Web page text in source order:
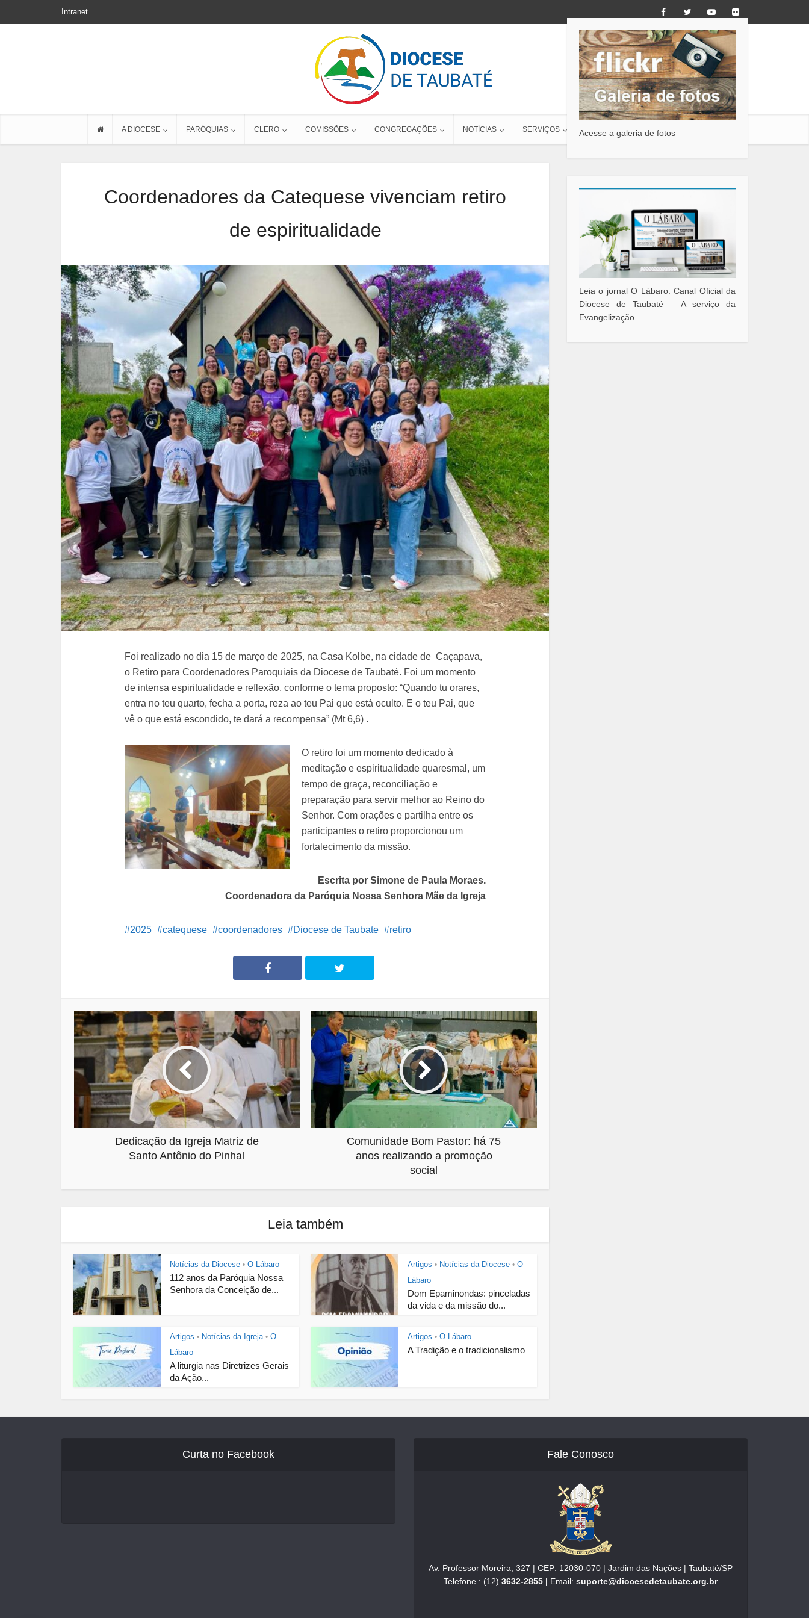
Intranet
A DIOCESE PARÓQUIAS CLERO COMISSÕES CONGREGAÇÕES NOTÍCIAS SERVIÇOS CONTATO
Coordenadores da Catequese vivenciam retiro
de espiritualidade
Foi realizado no dia 15 de março de 2025, na Casa Kolbe, na cidade de Caçapava,
o Retiro para Coordenadores Paroquiais da Diocese de Taubaté. Foi um momento
de intensa espiritualidade e reflexão, conforme o tema proposto: “Quando tu orares,
entra no teu quarto, fecha a porta, reza ao teu Pai que está oculto. E o teu Pai, que
vê o que está escondido, te dará a recompensa” (Mt 6,6) .
O retiro foi um momento dedicado à
meditação e espiritualidade quaresmal, um
tempo de graça, reconciliação e
preparação para servir melhor ao Reino do
Senhor. Com orações e partilha entre os
participantes o retiro proporcionou um
fortalecimento da missão.
Escrita por Simone de Paula Moraes.
Coordenadora da Paróquia Nossa Senhora Mãe da Igreja
2025 catequese coordenadores Diocese de Taubate retiro
Dedicação da Igreja Matriz de
Santo Antônio do Pinhal
Comunidade Bom Pastor: há 75
anos realizando a promoção
social
Leia também
Notícias da Diocese • O Lábaro
112 anos da Paróquia Nossa
Senhora da Conceição de...
Artigos • Notícias da Diocese • O
Lábaro
Dom Epaminondas: pinceladas
da vida e da missão do...
Artigos • Notícias da Igreja • O
Lábaro
A liturgia nas Diretrizes Gerais
da Ação...
Artigos • O Lábaro
A Tradição e o tradicionalismo
Acesse a galeria de fotos
Leia o jornal O Lábaro. Canal Oficial da
Diocese de Taubaté – A serviço da
Evangelização
Curta no Facebook Fale Conosco
Av. Professor Moreira, 327 | CEP: 12030-070 | Jardim das Nações | Taubaté/SP
Telefone.: (12) 3632-2855 | Email: suporte@diocesedetaubate.org.br